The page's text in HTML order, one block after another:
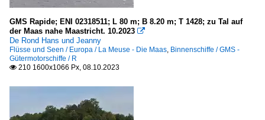
GMS Rapide; ENI 02318511; L 80 m; B 8.20 m; T 1428; zu Tal auf
der Maas nahe Maastricht. 10.2023 
De Rond Hans und Jeanny
Flüsse und Seen / Europa / La Meuse - Die Maas Binnenschiffe / GMS -
Gütermotorschiffe / R
 210 1600x1066 Px, 08.10.2023